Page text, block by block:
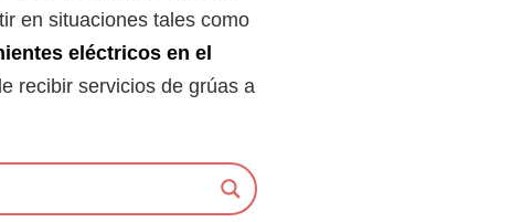
en situaciones tales como
eléctricos en el
recibir servicios de grúas a